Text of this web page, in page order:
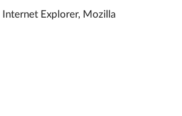
Internet Explorer, Mozilla